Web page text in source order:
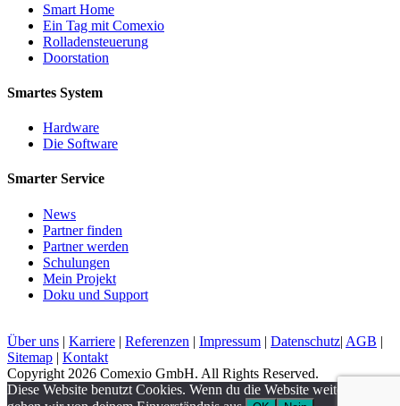
Smart Home
Ein Tag mit Comexio
Rolladensteuerung
Doorstation
Smartes System
Hardware
Die Software
Smarter Service
News
Partner finden
Partner werden
Schulungen
Mein Projekt
Doku und Support
Über uns | Karriere | Referenzen | Impressum | Datenschutz| AGB |
Sitemap | Kontakt
Copyright 2026 Comexio GmbH. All Rights Reserved.
Diese Website benutzt Cookies. Wenn du die Website weiter nutzt,